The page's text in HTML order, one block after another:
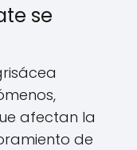
se
afectan la
de